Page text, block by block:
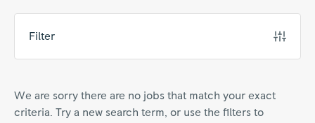
Filter
We are sorry there are no jobs that match your exact
criteria. Try a new search term, or use the filters to